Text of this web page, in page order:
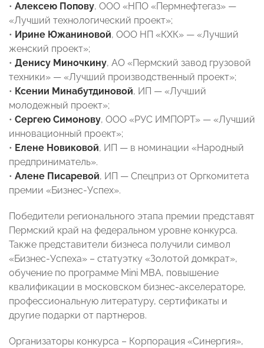
• Алексею Попову, ООО «НПО «Пермнефтегаз» —
«Лучший технологический проект»;
• Ирине Южаниновой, ООО НП «КХК» — «Лучший
женский проект»;
• Денису Миночкину, АО «Пермский завод грузовой
техники» — «Лучший производственный проект»;
• Ксении Минабутдиновой, ИП — «Лучший
молодежный проект»;
• Сергею Симонову, ООО «РУС ИМПОРТ» — «Лучший
инновационный проект»;
• Елене Новиковой, ИП — в номинации «Народный
предприниматель».
• Алене Писаревой, ИП — Спецприз от Оргкомитета
премии «Бизнес-Успех».
Победители регионального этапа премии представят
Пермский край на федеральном уровне конкурса.
Также представители бизнеса получили символ
«Бизнес-Успеха» – статуэтку «Золотой домкрат»,
обучение по программе Mini MBA, повышение
квалификации в московском бизнес-акселераторе,
профессиональную литературу, сертификаты и
другие подарки от партнеров.
Организаторы конкурса – Корпорация «Синергия»,